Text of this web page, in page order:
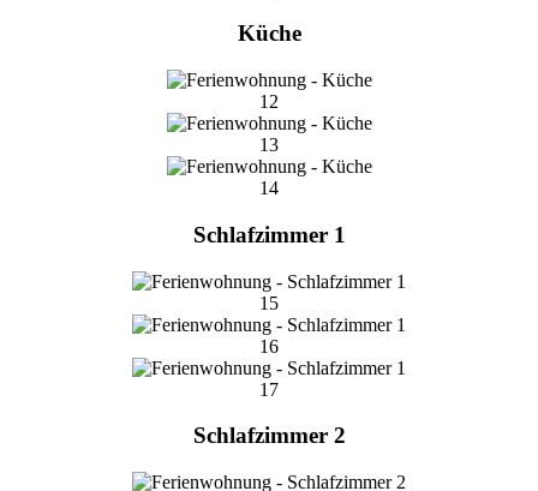
Küche
12
13
14
Schlafzimmer 1
15
16
17
Schlafzimmer 2